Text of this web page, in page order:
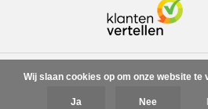
Wij slaan cookies op om onze website
Ja Nee